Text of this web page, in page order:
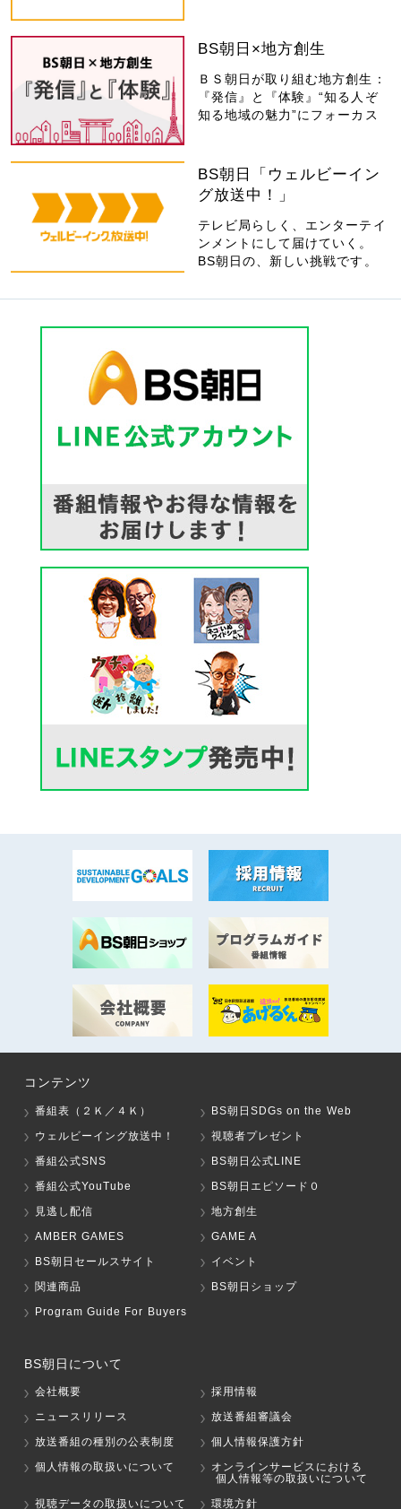
BS朝日×地方創生
ＢＳ朝日が取り組む地方創生：
『発信』と『体験』“知る人ぞ
知る地域の魅力”にフォーカス
BS朝日「ウェルビーイン
グ放送中！」
テレビ局らしく、エンターテイ
ンメントにして届けていく。
BS朝日の、新しい挑戦です。
コンテンツ
番組表（２Ｋ／４Ｋ）
BS朝日SDGs on the Web
ウェルビーイング放送中！
視聴者プレゼント
番組公式SNS
BS朝日公式LINE
番組公式YouTube
BS朝日エピソード０
見逃し配信
地方創生
AMBER GAMES
GAME A
BS朝日セールスサイト
イベント
関連商品
BS朝日ショップ
Program Guide For Buyers
BS朝日について
会社概要
採用情報
ニュースリリース
放送番組審議会
放送番組の種別の公表制度
個人情報保護方針
個人情報の取扱いについて
オンラインサービスにおける
個人情報等の取扱いについて
視聴データの取扱いについて
環境方針